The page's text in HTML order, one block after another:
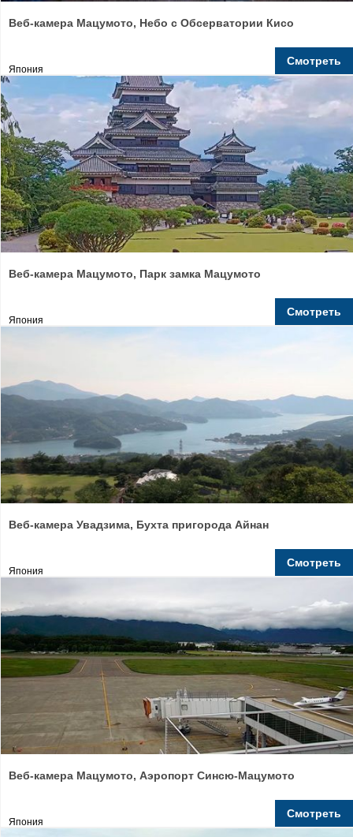
Веб-камера Мацумото, Небо с Обсерватории Кисо
Япония
Смотреть
Веб-камера Мацумото, Парк замка Мацумото
Япония
Смотреть
Веб-камера Увадзима, Бухта пригорода Айнан
Япония
Смотреть
Веб-камера Мацумото, Аэропорт Синсю-Мацумото
Япония
Смотреть